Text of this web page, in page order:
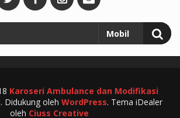
Karoseri Ambulance dan Modifikasi
. Didukung oleh WordPress. Tema iDealer
oleh Ciuss Creative